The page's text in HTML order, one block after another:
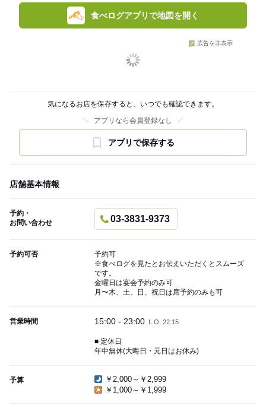
食べログアプリで地図を開く
広告を非表示
気になるお店を保存すると、いつでも確認できます。
アプリなら会員登録なし
アプリで保存する
店舗基本情報
予約・
お問い合わせ
03-3831-9373
予約可否
予約可
※食べログを見たとお伝えいただくとスムーズ
です。
金曜日は宴会予約のみ可
月〜木、土、日、祝日は席予約のみも可
営業時間 15:00 - 23:00 L.O. 22:15
■ 定休日
年中無休(大晦日・元日はお休み)
予算
￥2,000～￥2,999
￥1,000～￥1,999